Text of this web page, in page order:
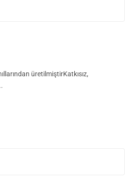
üretilmiştirKatkısız,